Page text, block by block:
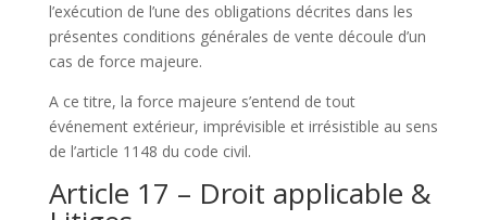
l’exécution de l’une des obligations décrites dans les
présentes conditions générales de vente découle d’un
cas de force majeure.
A ce titre, la force majeure s’entend de tout
événement extérieur, imprévisible et irrésistible au sens
de l’article 1148 du code civil.
Article 17 – Droit applicable &